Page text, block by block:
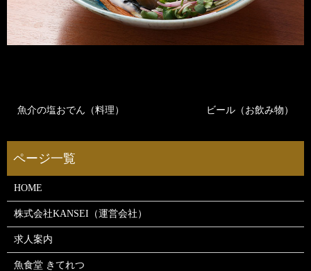
魚介の塩おでん（料理） ビール（お飲み物）
HOME
株式会社KANSEI（運営会社）
求人案内
魚食堂 きてれつ